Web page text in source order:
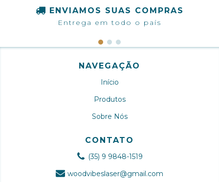
ENVIAMOS SUAS COMPRAS
Entrega em todo o país
NAVEGAÇÃO
Início
Produtos
Sobre Nós
CONTATO
(35) 9 9848-1519
woodvibeslaser@gmail.com